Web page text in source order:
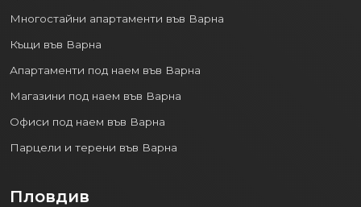
Многостайни апартаменти във Варна
Къщи във Варна
Апартаменти под наем във Варна
Магазини под наем във Варна
Офиси под наем във Варна
Парцели и терени във Варна
Пловдив